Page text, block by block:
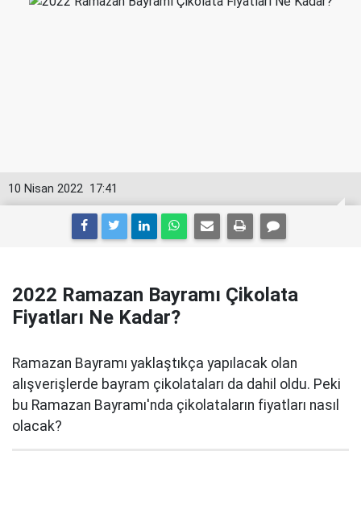
17:41
10 Nisan 2022
2022 Ramazan Bayramı Çikolata
Fiyatları Ne Kadar?
Ramazan Bayramı yaklaştıkça yapılacak olan
alışverişlerde bayram çikolataları da dahil oldu. Peki
bu Ramazan Bayramı'nda çikolataların fiyatları nasıl
olacak?